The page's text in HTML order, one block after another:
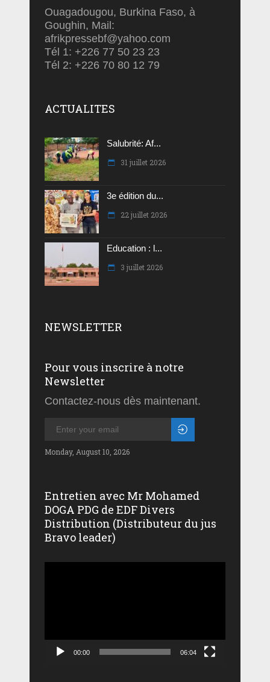
Ouagadougou, Burkina Faso, à
Goughin, Mail:
afrikpressebf@yahoo.com
Tél 1: +226 77 50 23 23
Tél 2: +226 70 80 12 79
ACTUALITES
Salubrité: Af...
31 juillet 2026
3e édition du...
22 juillet 2026
Education : l...
3 juillet 2026
NEWSLETTER
Pour vous inscrire à notre
Newsletter
Contactez-nous dès maintenant.
Monday, August 10, 2026
Entretien avec Mr Mohamed
DOGA PDG de EDF Divers
Distribution (Distributeur du jus
Bravo leader)
00:00 06:04